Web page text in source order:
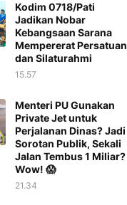
Kodim 0718/Pati
Jadikan Nobar
Kebangsaan Sarana
Mempererat Persatuan
dan Silaturahmi
15.57
Menteri PU Gunakan
Private Jet untuk
Perjalanan Dinas? Jadi
Sorotan Publik, Sekali
Jalan Tembus 1 Miliar?
Wow! 😱
21.34